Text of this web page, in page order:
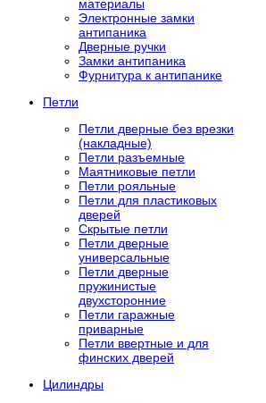
материалы
Электронные замки
антипаника
Дверные ручки
Замки антипаника
Фурнитура к антипанике
Петли
Петли дверные без врезки
(накладные)
Петли разъемные
Маятниковые петли
Петли рояльные
Петли для пластиковых
дверей
Скрытые петли
Петли дверные
универсальные
Петли дверные
пружинистые
двухсторонние
Петли гаражные
приварные
Петли ввертные и для
финских дверей
Цилиндры